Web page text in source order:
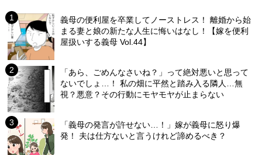
義母の便利屋を卒業してノーストレス！ 離婚から始
まる妻と娘の新たな人生に悔いはなし！【嫁を便利
屋扱いする義母 Vol.44】
「あら、ごめんなさいね？」って絶対悪いと思って
ないでしょ…！ 私の畑に平然と踏み入る隣人…無
視？悪意？その行動にモヤモヤが止まらない
「義母の発言が許せない…！」嫁が義母に怒り爆
発！ 夫は仕方ないと言うけれど諦めるべき？